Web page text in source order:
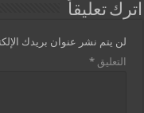
اترك تعليقاً
لن يتم نشر عنوان بريدك
التعليق*